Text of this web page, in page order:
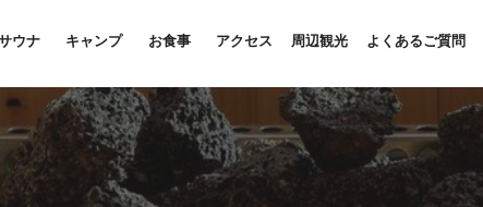
ウナ キャンプ お食事 アクセス 周辺観光 よくあるご質問